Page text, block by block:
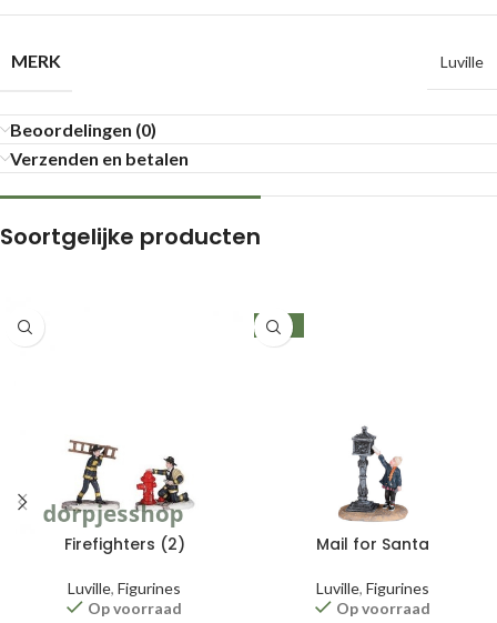
MERK Luville
Beoordelingen (0)
Verzenden en betalen
Soortgelijke producten
Firefighters (2)
Luville, Figurines
Op voorraad
-30%
Mail for Santa
Luville, Figurines
Op voorraad